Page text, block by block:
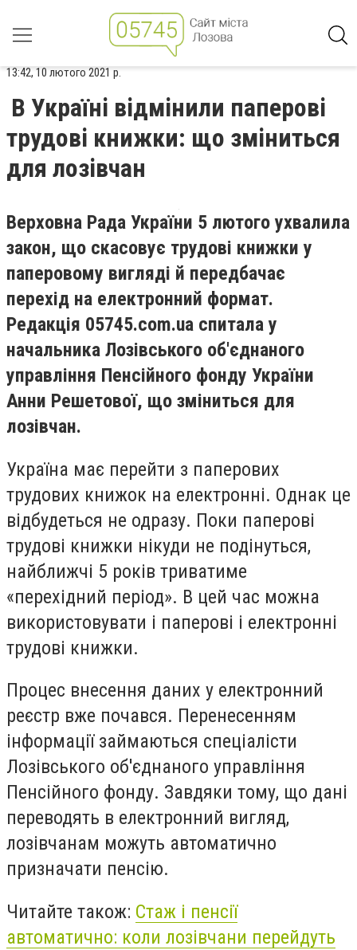
13:42, 10 лютого 2021 р.
В Україні відмінили паперові
трудові книжки: що зміниться
для лозівчан
Верховна Рада України 5 лютого ухвалила
закон, що скасовує трудові книжки у
паперовому вигляді й передбачає
перехід на електронний формат.
Редакція 05745.com.ua спитала у
начальника Лозівського об'єднаного
управління Пенсійного фонду України
Анни Решетової, що зміниться для
лозівчан.
Україна має перейти з паперових
трудових книжок на електронні. Однак це
відбудеться не одразу. Поки паперові
трудові книжки нікуди не подінуться,
найближчі 5 років триватиме
«перехідний період». В цей час можна
використовувати і паперові і електронні
трудові книжки.
Процес внесення даних у електронний
реєстр вже почався. Перенесенням
інформації займаються спеціалісти
Лозівського об'єднаного управління
Пенсійного фонду. Завдяки тому, що дані
переводять в електронний вигляд,
лозівчанам можуть автоматично
призначати пенсію.
Читайте також: Стаж і пенсії
автоматично: коли лозівчани перейдуть